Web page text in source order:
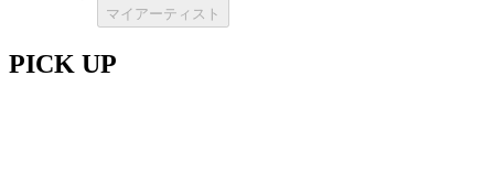
マイアーティスト
PICK UP